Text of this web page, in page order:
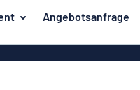
Angebotsanfrage